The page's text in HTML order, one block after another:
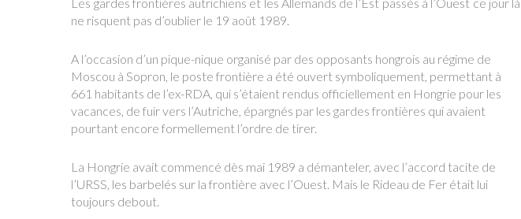
ne risquent pas d’oublier le 19 août 1989.
A l’occasion d’un pique-nique organisé par des opposants hongrois au régime de
Moscou à Sopron, le poste frontière a été ouvert symboliquement, permettant à
661 habitants de l’ex-RDA, qui s’étaient rendus officiellement en Hongrie pour les
vacances, de fuir vers l’Autriche, épargnés par les gardes frontières qui avaient
pourtant encore formellement l’ordre de tirer.
La Hongrie avait commencé dès mai 1989 a démanteler, avec l’accord tacite de
l’URSS, les barbelés sur la frontière avec l’Ouest. Mais le Rideau de Fer était lui
toujours debout.